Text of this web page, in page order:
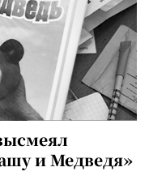
и Медведя»